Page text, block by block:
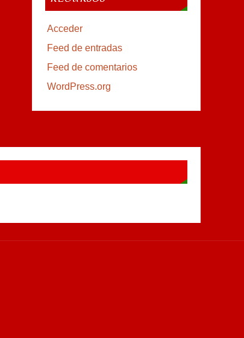
Acceder
Feed de entradas
Feed de comentarios
WordPress.org